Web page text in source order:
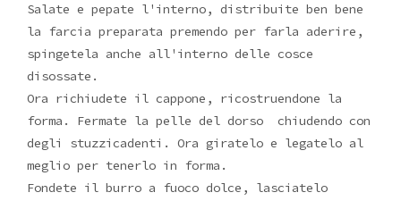
Salate e pepate l'interno, distribuite ben bene
la farcia preparata premendo per farla aderire,
spingetela anche all'interno delle cosce
disossate.
Ora richiudete il cappone, ricostruendone la
forma. Fermate la pelle del dorso chiudendo con
degli stuzzicadenti. Ora giratelo e legatelo al
meglio per tenerlo in forma.
Fondete il burro a fuoco dolce, lasciatelo